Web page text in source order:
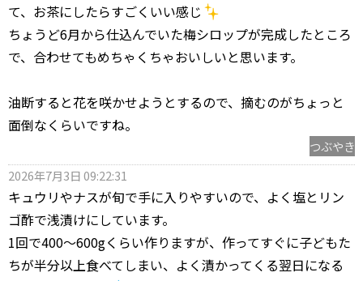
て、お茶にしたらすごくいい感じ
ちょうど6月から仕込んでいた梅シロップが完成したところ
で、合わせてもめちゃくちゃおいしいと思います。
油断すると花を咲かせようとするので、摘むのがちょっと
面倒なくらいですね。
つぶやき
2026年7月3日 09:22:31
キュウリやナスが旬で手に入りやすいので、よく塩とリン
ゴ酢で浅漬けにしています。
1回で400〜600gくらい作りますが、作ってすぐに子どもた
ちが半分以上食べてしまい、よく漬かってくる翌日になる